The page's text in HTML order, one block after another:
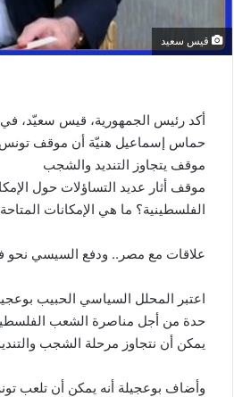
قيس سعيد
حماس إسماعيل هنيّة أن موقف تونس
موقف يتجاوز التنديد والشجب
موقف أثار عديد التساؤلات حول
الفلسطينية؟ ما هي الإمكانات
علاقات مع مصر.. ودفع السيسي نحو
اعتبر المحلل السياسي الحبيب
حدة من أجل مناصرة الشعب
يمكن أن نتجاوز مرحلة الشجب
وأضاف بوعجيلة أنه يمكن أن تلعب